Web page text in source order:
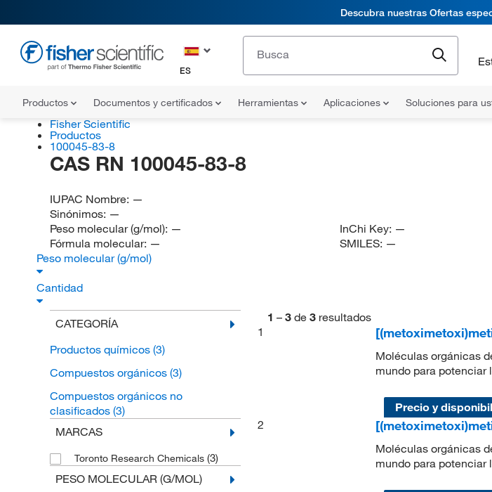
Descubra nuestras Ofertas
ES
Productos Documentos y certificados Herramientas Aplicaciones Soluciones para
Fisher Scientific
Productos
100045-83-8
CAS RN 100045-83-8
IUPAC Nombre: —
Sinónimos: —
Peso molecular (g/mol): —
Fórmula molecular: —
InChi Key: —
SMILES: —
Peso molecular (g/mol)
Cantidad
CATEGORÍA
Productos químicos (3)
Compuestos orgánicos (3)
Compuestos orgánicos no
clasificados (3)
MARCAS
Toronto Research Chemicals (3)
PESO MOLECULAR (G/MOL)
1 – 3 de 3 resultados
1
Moléculas orgánicas
mundo para
Precio y
2
Moléculas orgánicas
mundo para